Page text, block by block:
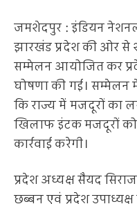
जमशेदपुर : इंडियन
झारखंड प्रदेश की ओर से
सम्मेलन आयोजित कर
घोषणा की गई। सम्मेलन
कि राज्य में मजदूरों का
खिलाफ इंटक मजदूरों
कार्रवाई करेगी।
प्रदेश अध्यक्ष सैयद
छब्बन एवं प्रदेश